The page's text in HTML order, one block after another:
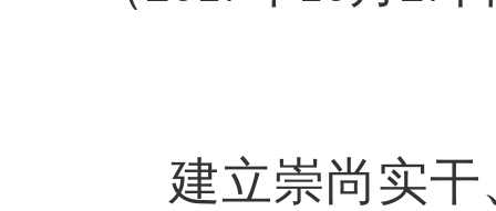
建立崇尚实干